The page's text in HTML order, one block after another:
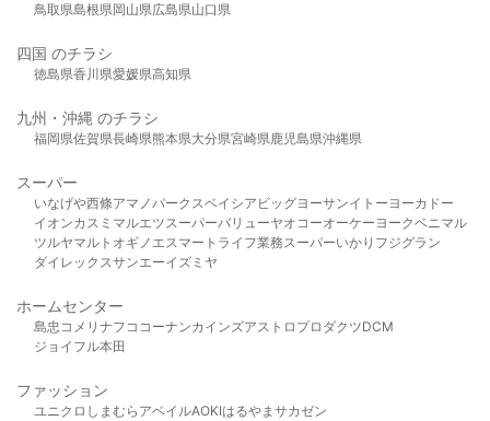
鳥取県島根県岡山県広島県山口県
四国 のチラシ
徳島県香川県愛媛県高知県
九州・沖縄 のチラシ
福岡県佐賀県長崎県熊本県大分県宮崎県鹿児島県沖縄県
スーパー
いなげや西條アマノパークスベイシア ビッグヨーサンイトーヨーカドー
イオンカスミ マルエツスーパーバリューヤオコーオーケー ヨークベニマル
ツルヤマルト オギノ エスマート ライフ業務スーパーいかり フジグラン
ダイレックスサンエーイズミヤ
ホームセンター
島忠 コメリ ナフコ コーナンカインズアストロプロダクツDCM
ジョイフル本田
ファッション
ユニクロ しまむら アベイルAOKIはるやま サカゼン